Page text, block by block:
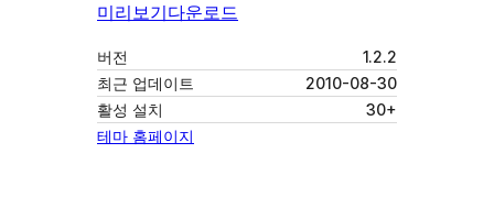
미리보기다운로드
버전
1.2.2
최근 업데이트
2010-08-30
활성 설치
30+
테마 홈페이지